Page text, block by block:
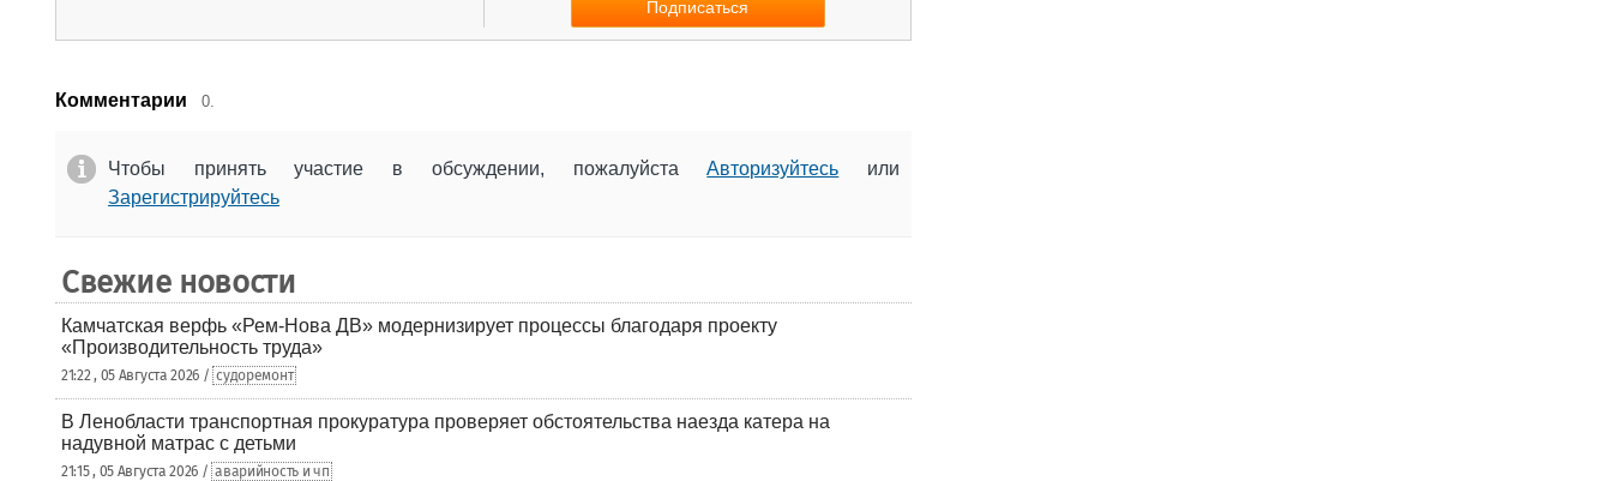
Комментарии 0.
Чтобы принять участие в обсуждении, пожалуйстаАвторизуйтесь или
Зарегистрируйтесь
Свежие новости
Камчатская верфь «Рем-Нова ДВ» модернизирует процессы благодаря проекту
«Производительность труда»
21:22 , 05 Августа 2026 / судоремонт
В Ленобласти транспортная прокуратура проверяет обстоятельства наезда катера на
надувной матрас с детьми
21:15 , 05 Августа 2026 / аварийность и чп